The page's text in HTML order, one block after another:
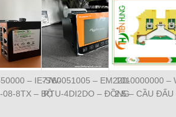
– IE-SW-
08-8TX – BỘ
7760051005 – EM220-
RTU-4DI2DO – ĐỒNG
1010000000 –
2.5 – CẦU ĐẤU